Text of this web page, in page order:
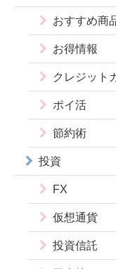
おすすめ商
お得情報
クレジット
ポイ活
節約術
投資
FX
仮想通貨
投資信託